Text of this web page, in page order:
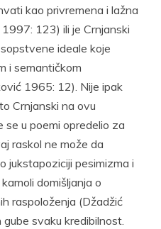
kao privremena i lažna
123) ili je Crnjanski
ideale koje
i semantičkom
1965: 12). Nije ipak
Crnjanski na ovu
se u poemi opredelio za
raskol ne može da
jukstapoziciji pesimizma i
domišljanja o
raspoloženja (Džadžić
svaku kredibilnost.